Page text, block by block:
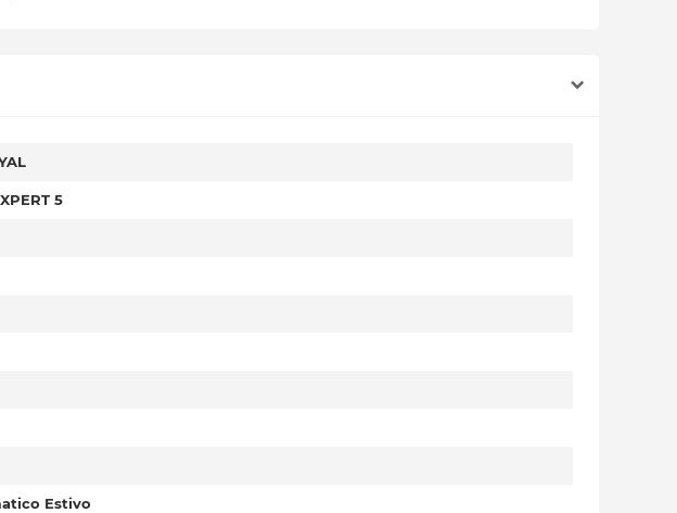
5
Estivo